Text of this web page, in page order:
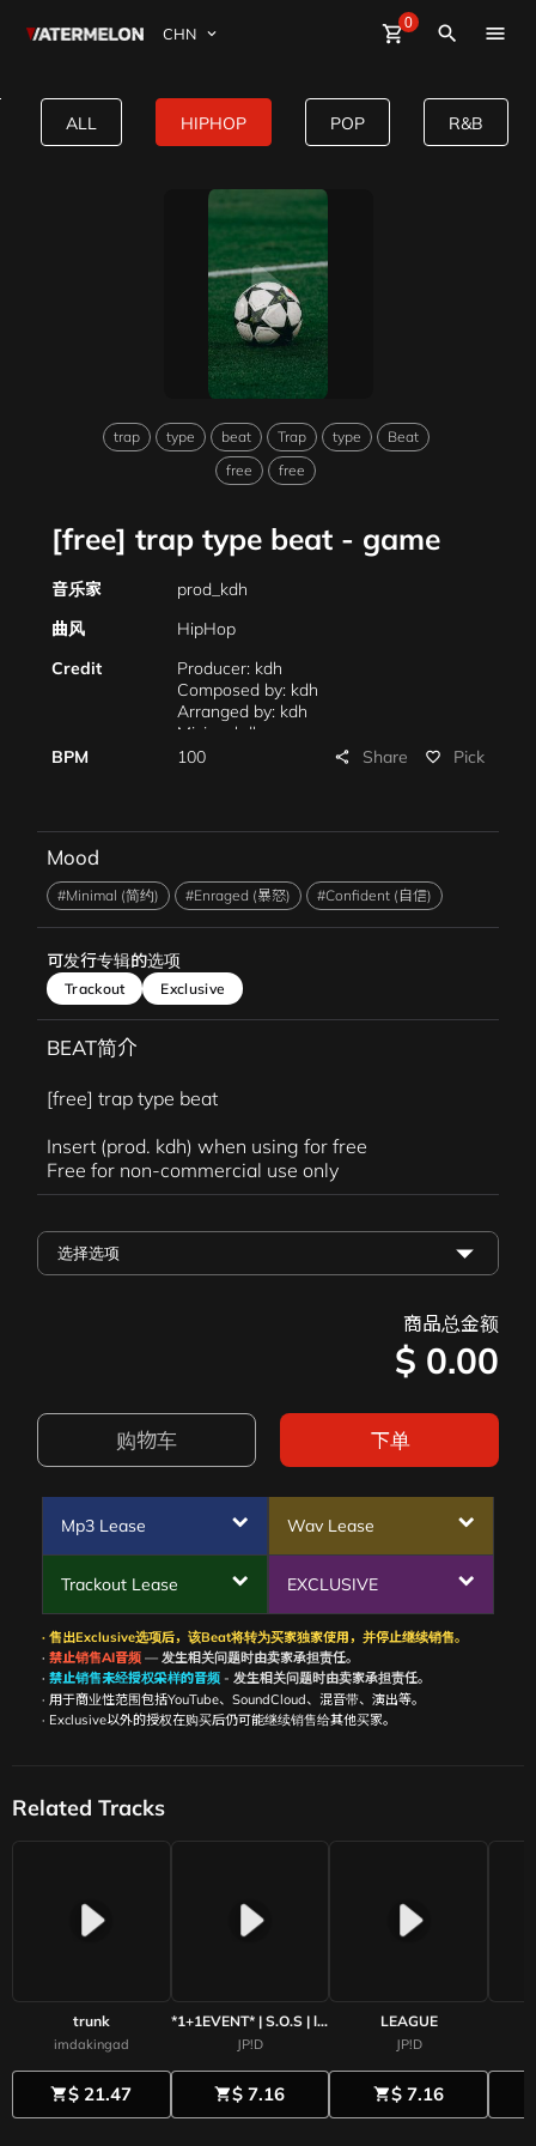
shopping_cart0 close
Watermelon Sign Up
买节拍
卖节拍
search
[free] trap type beat - game
ALL HIPHOP POP R&B
trap type beat Trap type
Beat
free
free
[free] trap type beat - game
音乐家
prod_kdh
曲风
HipHop
Credit
Producer: kdh
Composed by: kdh
Arranged by: kdh
Mixing: kdh
Mastering: kdh
BPM 100 share Share favorite_border Pick
Mood
#Minimal (简约) #Enraged (暴怒) #Confident (自信)
可发行专辑的选项
Trackout Exclusive
BEAT简介
[free] trap type beat
Insert (prod. kdh) when using for free
Free for non-commercial use only
商品总金额
$ 0.00
购物车 下单
Mp3 Lease Wav Lease
Trackout Lease EXCLUSIVE
· 售出Exclusive选项后，该Beat将转为买家独家使用，并停止继续销售。
· 禁止销售AI音频— 发生相关问题时由卖家承担责任。
· 禁止销售未经授权采样的音频- 发生相关问题时由卖家承担责任。
· 用于商业性范围包括YouTube、SoundCloud、混音带、演出等。
· Exclusive以外的授权在购买后仍可能继续销售给其他买家。
Related Tracks
trunk
imdakingad
shopping_cart$ 21.47
*1+1EVENT* | S.O.S | lilbaby Type Beat 2025
JP!D
shopping_cart$ 7.16
LEAGUE
JP!D
shopping_cart$ 7.16